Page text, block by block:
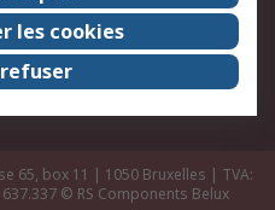
A propos de RS
Travaillez chez RS
65, box 11 | 1050 Bruxelles | TVA:
© RS Components Belux
les cookies